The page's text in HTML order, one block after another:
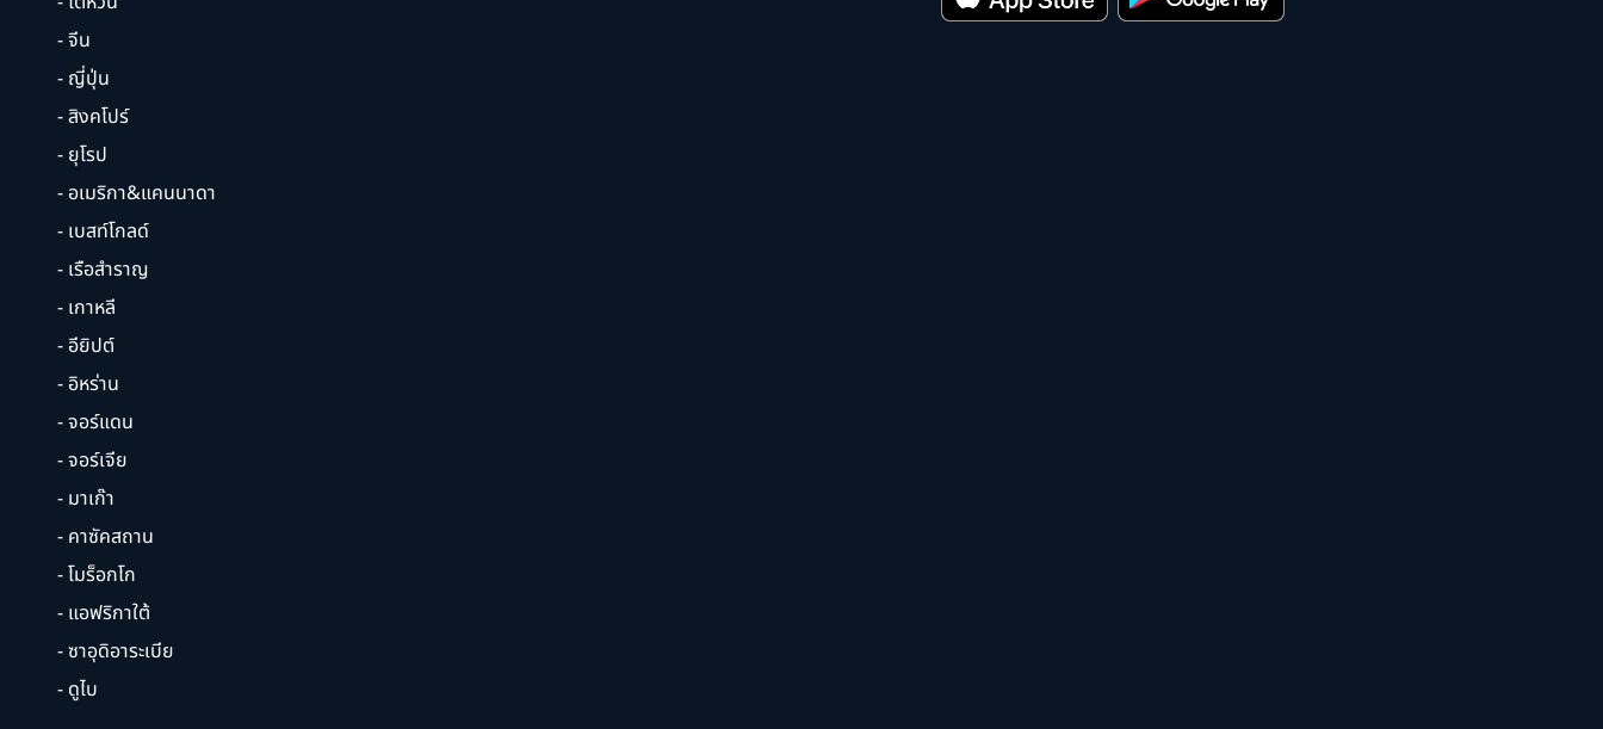
- จีน
- ญี่ปุ่น
- สิงคโปร์
- ยุโรป
- อเมริกา&แคนนาดา
- เบสท์โกลด์
- เรือสำราญ
- เกาหลี
- อียิปต์
- อิหร่าน
- จอร์แดน
- จอร์เจีย
- มาเก๊า
- คาซัคสถาน
- โมร็อกโก
- แอฟริกาใต้
- ซาอุดิอาระเบีย
- ดูไบ